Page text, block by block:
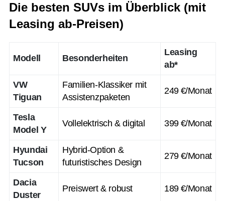
Die besten SUVs im Überblick (mit
Leasing ab-Preisen)
Modell Besonderheiten
Leasing
ab*
VW
Tiguan
Familien-Klassiker mit
Assistenzpaketen
249 €/Monat
Tesla
Model Y
Vollelektrisch & digital 399 €/Monat
Hyundai
Tucson
Hybrid-Option &
futuristisches Design
279 €/Monat
Dacia
Duster
Preiswert & robust 189 €/Monat